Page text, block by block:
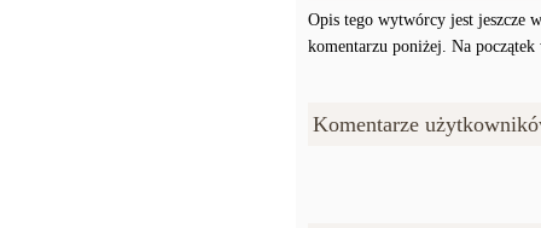
Opis tego wytwórcy jest jeszcze
komentarzu poniżej. Na
Komentarze